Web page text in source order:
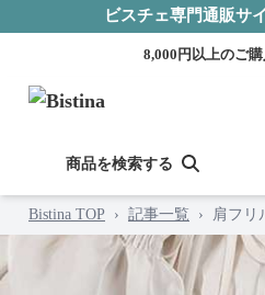
ビスチェ専門通販サ
8,000円以上のご
商品を検索する
Bistina TOP › 記事一覧 › 肩フリ